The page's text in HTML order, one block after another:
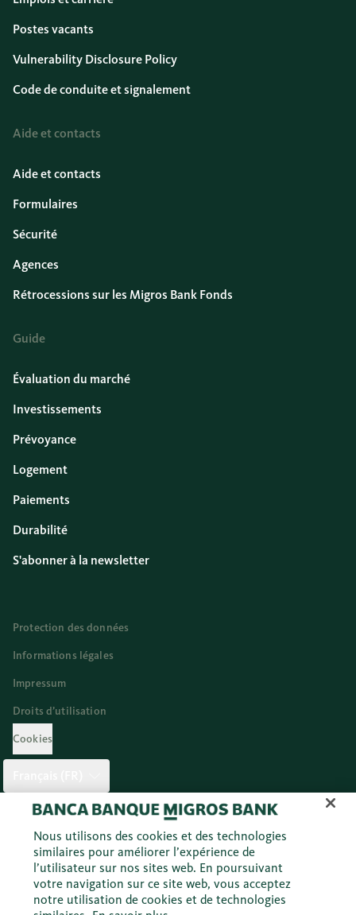
Postes vacants
Vulnerability Disclosure Policy
Code de conduite et signalement
Aide et contacts
Aide et contacts
Formulaires
Sécurité
Agences
Rétrocessions sur les Migros Bank Fonds
Guide
Évaluation du marché
Investissements
Prévoyance
Logement
Paiements
Durabilité
S'abonner à la newsletter
Protection des données
Informations légales
Impressum
Droits d’utilisation
Cookies
Twitter Facebook Instagram Youtube
© 2026 Banque Migros SA
Nous utilisons des cookies et des technologies
similaires pour améliorer l’expérience de
l’utilisateur sur nos sites web. En poursuivant
votre navigation sur ce site web, vous acceptez
notre utilisation de cookies et de technologies